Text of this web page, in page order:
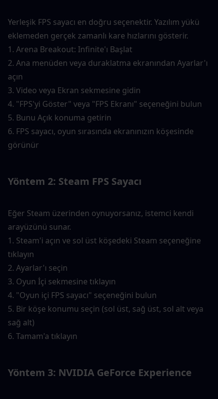
Yerleşik FPS sayacı en doğru seçenektir. Yazılım yükü
eklemeden gerçek zamanlı kare hızlarını gösterir.
1. Arena Breakout: Infinite'ı Başlat
2. Ana menüden veya duraklatma ekranından Ayarlar'ı
açın
3. Video veya Ekran sekmesine gidin
4. "FPS'yi Göster" veya "FPS Ekranı" seçeneğini bulun
5. Bunu Açık konuma getirin
6. FPS sayacı, oyun sırasında ekranınızın köşesinde
görünür
Yöntem 2: Steam FPS Sayacı
Eğer Steam üzerinden oynuyorsanız, istemci kendi
arayüzünü sunar.
1. Steam'i açın ve sol üst köşedeki Steam seçeneğine
tıklayın
2. Ayarlar'ı seçin
3. Oyun İçi sekmesine tıklayın
4. "Oyun içi FPS sayacı" seçeneğini bulun
5. Bir köşe konumu seçin (sol üst, sağ üst, sol alt veya
sağ alt)
6. Tamam'a tıklayın
Yöntem 3: NVIDIA GeForce Experience